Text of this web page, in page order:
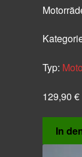
Typ:
129,90 €
In